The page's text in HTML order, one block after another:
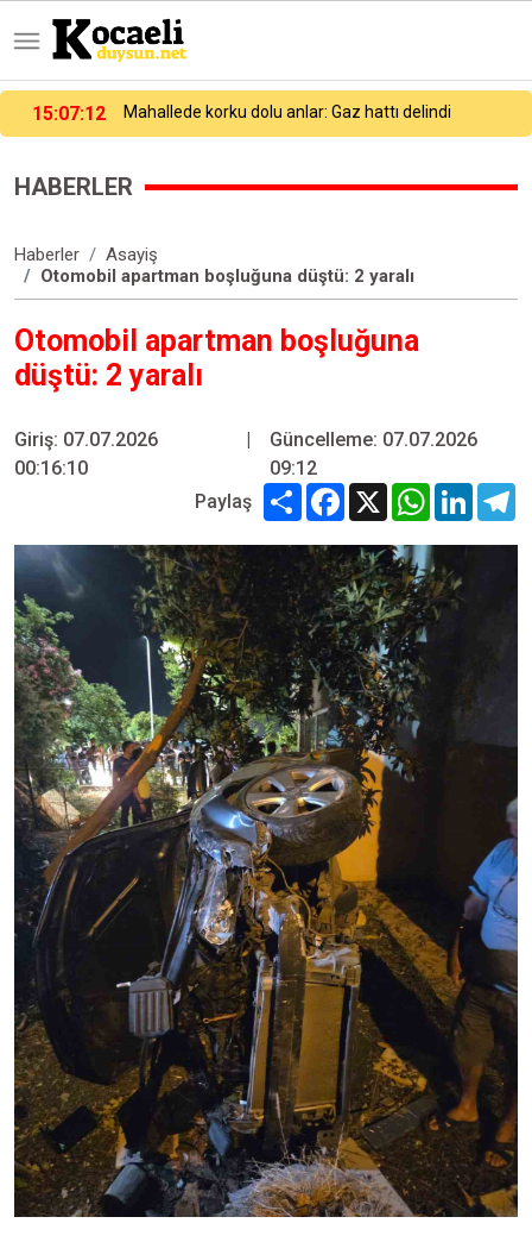
15:07:42
HABERLER
Haberler
Asayiş
Otomobil apartman boşluğuna düştü: 2 yaralı
Otomobil apartman boşluğuna
düştü: 2 yaralı
Giriş: 07.07.2026
00:16:10
|
Güncelleme: 07.07.2026
09:12
Paylaş
Share Facebook
X WhatsApp